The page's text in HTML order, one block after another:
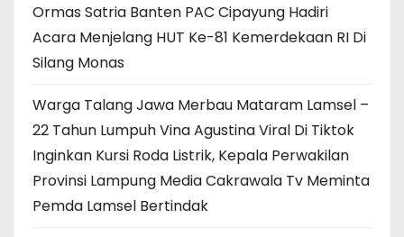
Ormas Satria Banten PAC Cipayung Hadiri
Acara Menjelang HUT Ke-81 Kemerdekaan RI Di
Silang Monas
Warga Talang Jawa Merbau Mataram Lamsel –
22 Tahun Lumpuh Vina Agustina Viral Di Tiktok
Inginkan Kursi Roda Listrik, Kepala Perwakilan
Provinsi Lampung Media Cakrawala Tv Meminta
Pemda Lamsel Bertindak